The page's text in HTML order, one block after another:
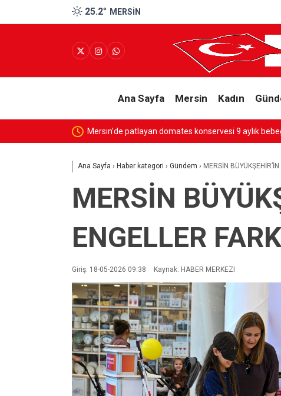
25.2° MERSIN
Ana Sayfa Mersin Kadın
SESSİZ ÇIĞLIK
Ana Sayfa › Haber kategori › Gündem › MERSİN
MERSİN
ENGELLER
Giriş: 18-05-2026 09:38 Kaynak: HABER MERKEZI